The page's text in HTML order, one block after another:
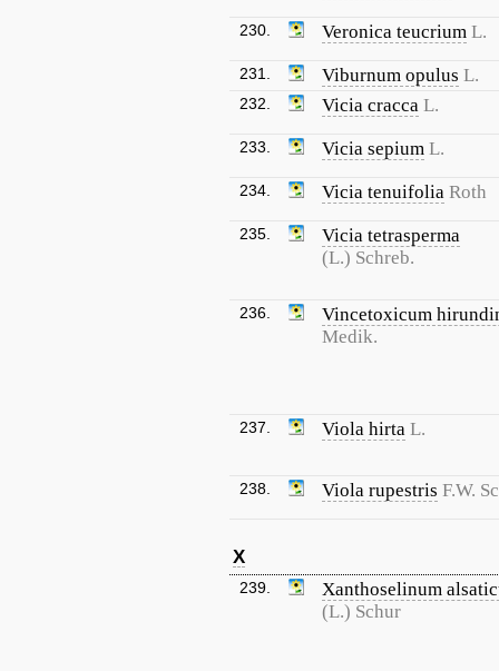
230. Veronica teucrium L.
231. Viburnum opulus L.
232. Vicia cracca L.
233. Vicia sepium L.
234. Vicia tenuifolia Roth
235.
Vicia tetrasperma
(L.) Schreb.
236.
Vincetoxicum
Medik.
237. Viola hirta L.
238. Viola rupestris F.W.
X
239.
Xanthoselinum
(L.) Schur